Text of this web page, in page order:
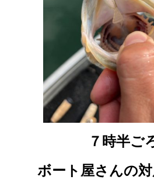
７時半ご
ボート屋さんの